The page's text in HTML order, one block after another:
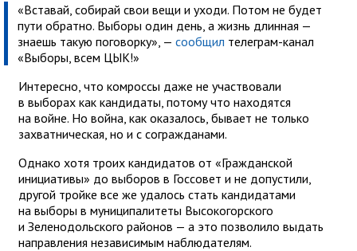
«Вставай, собирай свои вещи и уходи. Потом не будет
пути обратно. Выборы один день, а жизнь длинная —
знаешь такую поговорку», — сообщил телеграм-канал
«Выборы, всем ЦЫК!»
Интересно, что комроссы даже не участвовали
в выборах как кандидаты, потому что находятся
на войне. Но война, как оказалось, бывает не только
захватническая, но и с согражданами.
Однако хотя троих кандидатов от «Гражданской
инициативы» до выборов в Госсовет и не допустили,
другой тройке все же удалось стать кандидатами
на выборы в муниципалитеты Высокогорского
и Зеленодольского районов — а это позволило выдать
направления независимым наблюдателям.